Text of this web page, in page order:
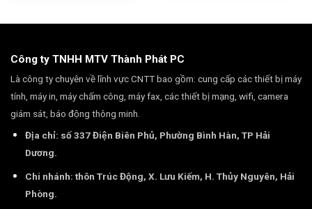
Công ty TNHH MTV Thành Phát PC
Là công ty chuyên về lĩnh vực CNTT bao gồm: cung cấp các thiết bị máy
tính, máy in, máy chấm công, máy fax, các thiết bị mạng, wifi, camera
giám sát, báo động thông minh.
Địa chỉ: số 337 Điện Biên Phủ, Phường Bình Hàn, TP Hải
Dương.
Chi nhánh: thôn Trúc Động, X. Lưu Kiếm, H. Thủy Nguyên, Hải
Phòng.